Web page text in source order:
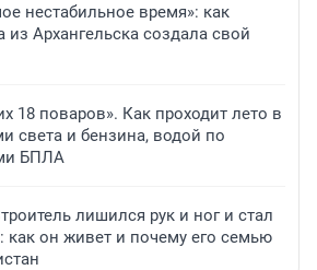
нестабильное время»: как
из Архангельска создала свой
18 поваров». Как проходит лето в
света и бензина, водой по
БПЛА
лишился рук и ног и стал
как он живет и почему его семью